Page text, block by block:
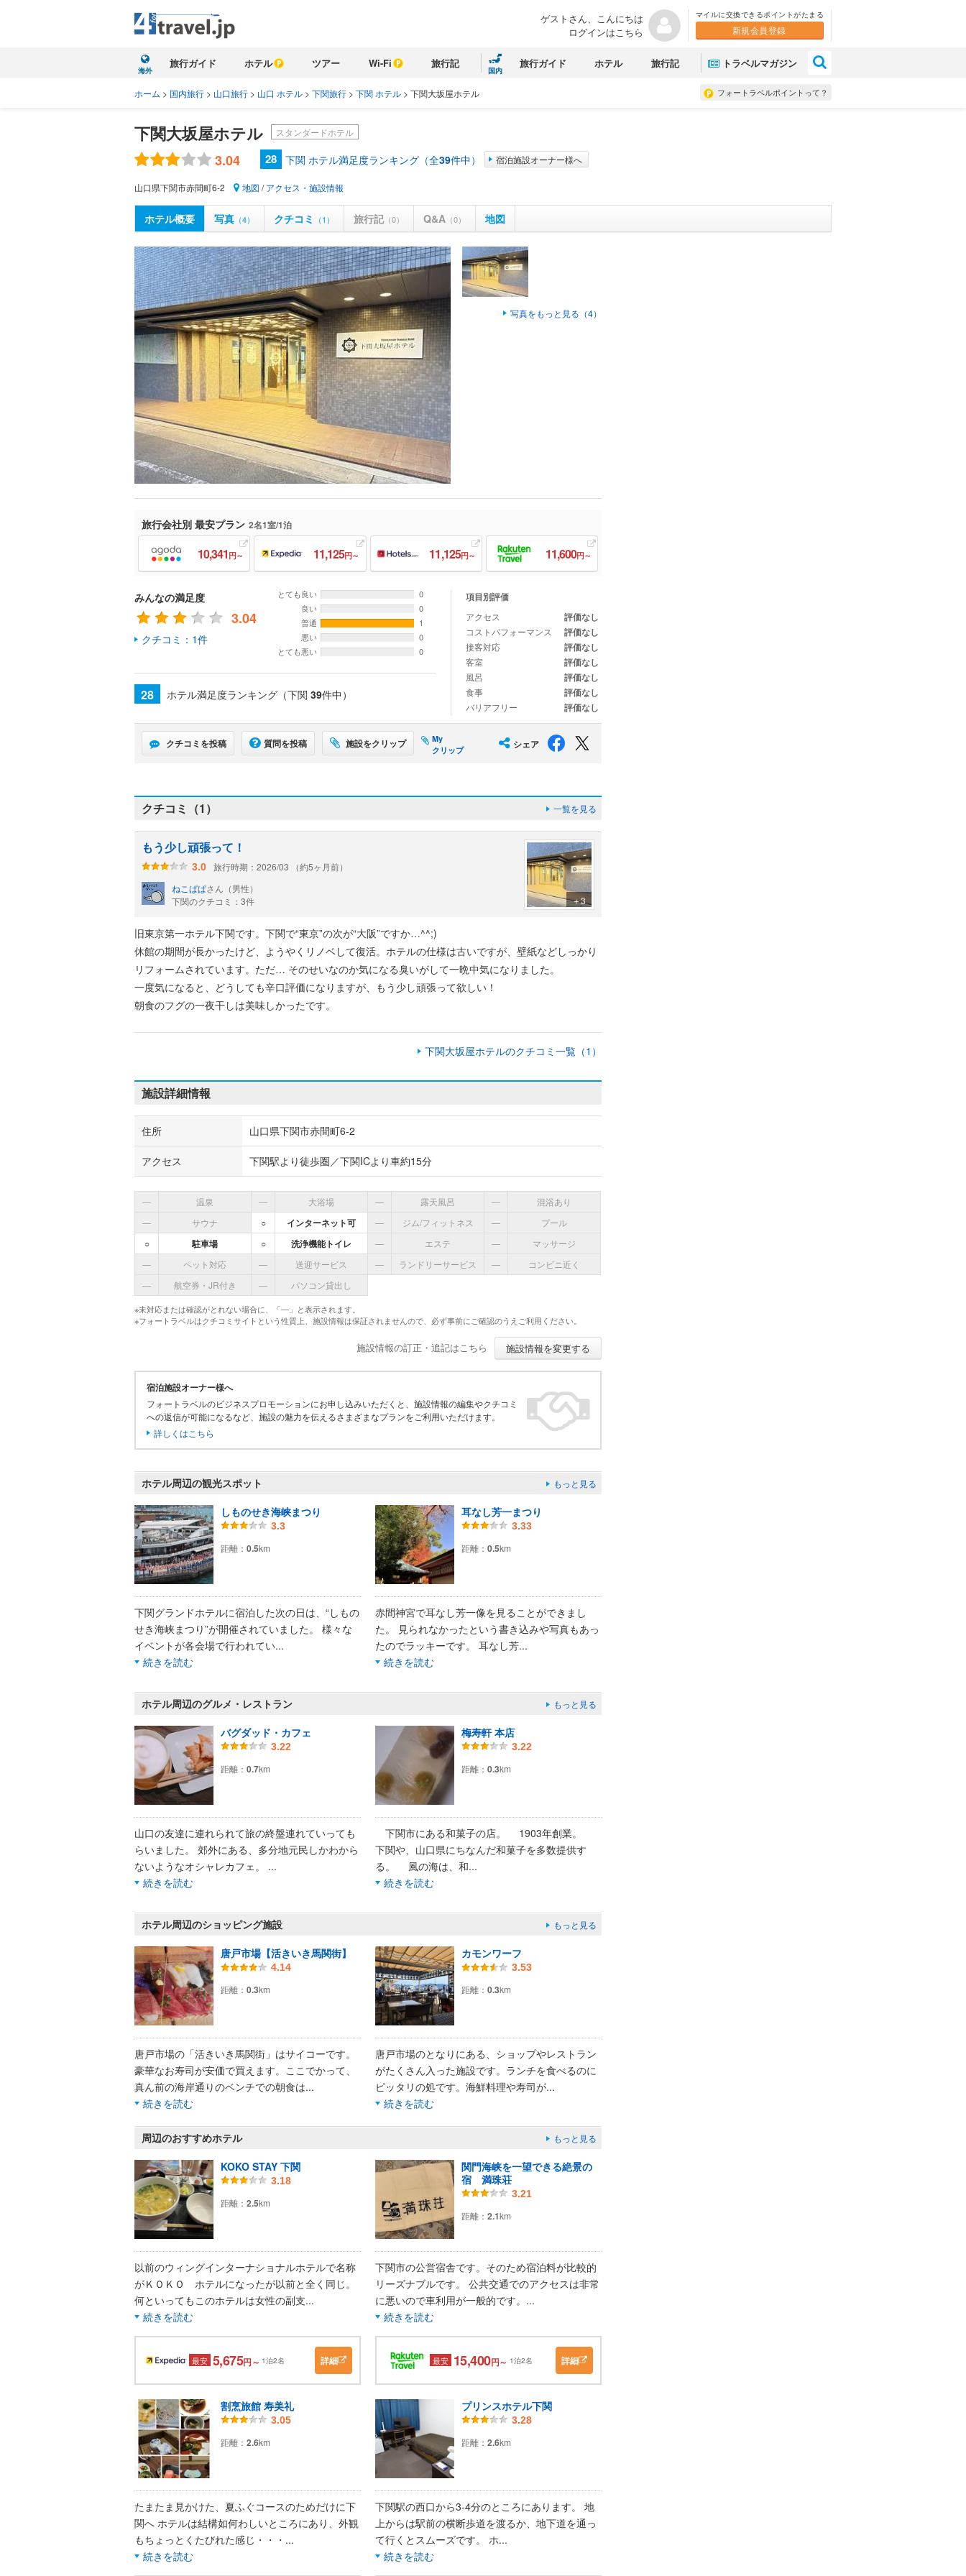
ゲストさん、こんにちは
ログインはこちら
マイルに交換できるポイントがたまる
新規会員登録
海外
旅行ガイド ホテル ツアー Wi-Fi 旅行記
国内
旅行ガイド ホテル 旅行記 トラベルマガジン
フォートラベルポイントって？
ホーム > 国内旅行 > 山口旅行 > 山口 ホテル > 下関旅行 > 下関 ホテル > 下関大坂屋ホテル
下関大坂屋ホテル スタンダードホテル
3.04 28 下関 ホテル満足度ランキング（全39件中） 宿泊施設オーナー様へ
山口県下関市赤間町6-2 地図 /アクセス・施設情報
ホテル概要 写真 （4） クチコミ （1） 旅行記（0） Q&A （0） 地図
写真をもっと見る（4）
旅行会社別 最安プラン 2名1室/1泊
10,341 円～ 11,125円～ 11,125円～ 11,600円～
みんなの満足度
3.04
クチコミ：1件
とても良い
0
良い
0
普通
1
悪い
0
とても悪い
0
28 ホテル満足度ランキング（下関 39件中）
項目別評価
アクセス 評価なし
コストパフォーマンス 評価なし
接客対応 評価なし
客室 評価なし
風呂 評価なし
食事 評価なし
バリアフリー 評価なし
クチコミを投稿 質問を投稿 施設をクリップ
My
クリップ
シェア
クチコミ（1） 一覧を見る
もう少し頑張って！
3.0
旅行時期：2026/03 （約5ヶ月前）
ねこぱぱさん（男性）
下関のクチコミ：3件
＋3
旧東京第一ホテル下関です。下関で“東京”の次が“大阪”ですか…^^;)
休館の期間が長かったけど、ようやくリノベして復活。ホテルの仕様は古いですが、壁紙などしっかり
リフォームされています。ただ… そのせいなのか気になる臭いがして一晩中気になりました。
一度気になると、どうしても辛口評価になりますが、もう少し頑張って欲しい！
朝食のフグの一夜干しは美味しかったです。
下関大坂屋ホテルのクチコミ一覧（1）
施設詳細情報
住所 山口県下関市赤間町6-2
アクセス 下関駅より徒歩圏／下関ICより車約15分
― 温泉 ― 大浴場 ― 露天風呂 ―
混浴あり
―
サウナ ○ インターネット可 ― ジム/フィットネス ―
プール
○
駐車場 ○ 洗浄機能トイレ ― エステ ―
マッサージ
―
ペット対応 ― 送迎サービス ― ランドリーサービス ―
コンビニ近く
―
航空券・JR付き ― パソコン貸出し
※未対応または確認がとれない場合に、「―」と表示されます。
※フォートラベルはクチコミサイトという性質上、施設情報は保証されませんので、必ず事前にご確認のうえご利用ください。
施設情報を変更する
施設情報の訂正・追記はこちら
宿泊施設オーナー様へ
フォートラベルのビジネスプロモーションにお申し込みいただくと、施設情報の編集やクチコミ
への返信が可能になるなど、施設の魅力を伝えるさまざまなプランをご利用いただけます。
詳しくはこちら
ホテル周辺の観光スポット もっと見る
しものせき海峡まつり
3.3
距離： 0.5km
下関グランドホテルに宿泊した次の日は、“しもの
せき海峡まつり”が開催されていました。 様々な
イベントが各会場で行われてい...
続きを読む
耳なし芳一まつり
3.33
距離： 0.5km
赤間神宮で耳なし芳一像を見ることができまし
た。 見られなかったという書き込みや写真もあっ
たのでラッキーです。 耳なし芳...
続きを読む
ホテル周辺のグルメ・レストラン もっと見る
バグダッド・カフェ
3.22
距離： 0.7km
山口の友達に連れられて旅の終盤連れていっても
らいました。 郊外にある、多分地元民しかわから
ないようなオシャレカフェ。 ...
続きを読む
梅寿軒 本店
3.22
距離： 0.3km
下関市にある和菓子の店。 1903年創業。
下関や、山口県にちなんだ和菓子を多数提供す
る。 風の海は、和...
続きを読む
ホテル周辺のショッピング施設 もっと見る
唐戸市場【活きいき馬関街】
4.14
距離： 0.3km
唐戸市場の「活きいき馬関街」はサイコーです。
豪華なお寿司が安価で買えます。ここでかって、
真ん前の海岸通りのベンチでの朝食は...
続きを読む
カモンワーフ
3.53
距離： 0.3km
唐戸市場のとなりにある、ショップやレストラン
がたくさん入った施設です。ランチを食べるのに
ピッタリの処です。海鮮料理や寿司が...
続きを読む
周辺のおすすめホテル もっと見る
KOKO STAY 下関
3.18
距離： 2.5km
以前のウィングインターナショナルホテルで名称
がＫＯＫＯ ホテルになったが以前と全く同じ。
何といってもこのホテルは女性の副支...
続きを読む
最安 5,675円～ 1泊2名 詳細
関門海峡を一望できる絶景の
宿 満珠荘
3.21
距離： 2.1km
下関市の公営宿舎です。そのため宿泊料が比較的
リーズナブルです。 公共交通でのアクセスは非常
に悪いので車利用が一般的です。 ...
続きを読む
最安 15,400円～ 1泊2名 詳細
割烹旅館 寿美礼
3.05
距離： 2.6km
たまたま見かけた、夏ふぐコースのためだけに下
関へ ホテルは結構如何わしいところにあり、外観
もちょっとくたびれた感じ・・・ ...
続きを読む
プリンスホテル下関
3.28
距離： 2.6km
下関駅の西口から3-4分のところにあります。 地
上からは駅前の横断歩道を渡るか、地下道を通っ
て行くとスムーズです。 ホ...
続きを読む